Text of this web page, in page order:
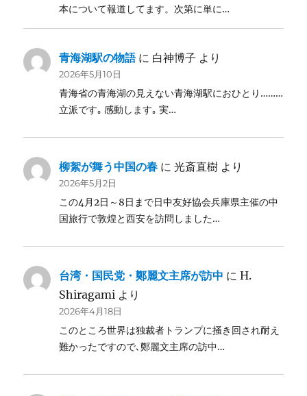
本について報道してます。次第に単に…
青海湖駅の物語に 白神博子 より
2026年5月10日
青海省の青海湖の見えない青海湖駅におひとり………
立派です｡ 感動します｡ 実…
柳絮が舞う中国の春 に光斎直樹 より
2026年5月2日
この4月2日～8日まで日中友好協会兵庫県主催の中
国旅行で敦煌と西安を訪問しました…
台湾・国民党・鄭麗文主席が訪中 にH.
Shiragami より
2026年4月18日
このところ世界は独裁者トランプに掻き回され耐え
難かったですので､鄭麗文主席の訪中…